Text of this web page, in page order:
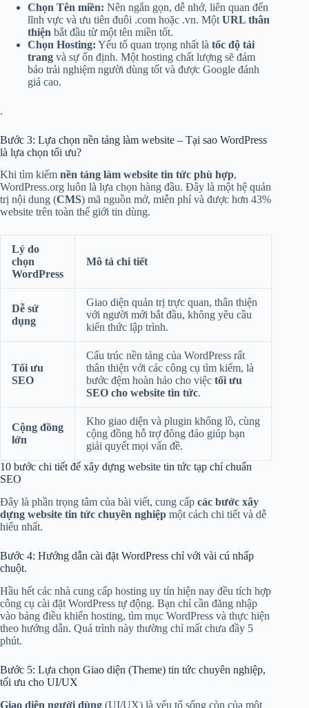
Chọn Tên miền: Nên ngắn gọn, dễ nhớ, liên quan đến
lĩnh vực và ưu tiên đuôi .com hoặc .vn. Một URL thân
thiện bắt đầu từ một tên miền tốt.
Chọn Hosting: Yếu tố quan trọng nhất là tốc độ tải
trang và sự ổn định. Một hosting chất lượng sẽ đảm
bảo trải nghiệm người dùng tốt và được Google đánh
giá cao.
.
Bước 3: Lựa chọn nền tảng làm website – Tại sao WordPress
là lựa chọn tối ưu?
Khi tìm kiếm nền tảng làm website tin tức phù hợp,
WordPress.org luôn là lựa chọn hàng đầu. Đây là một hệ quản
trị nội dung (CMS) mã nguồn mở, miễn phí và được hơn 43%
website trên toàn thế giới tin dùng.
Lý do
chọn
WordPress
Mô tả chi tiết
Dễ sử
dụng
Giao diện quản trị trực quan, thân thiện
với người mới bắt đầu, không yêu cầu
kiến thức lập trình.
Tối ưu
SEO
Cấu trúc nền tảng của WordPress rất
thân thiện với các công cụ tìm kiếm, là
bước đệm hoàn hảo cho việc tối ưu
SEO cho website tin tức.
Cộng đồng
lớn
Kho giao diện và plugin khổng lồ, cùng
cộng đồng hỗ trợ đông đảo giúp bạn
giải quyết mọi vấn đề.
10 bước chi tiết để xây dựng website tin tức tạp chí chuẩn
SEO
Đây là phần trọng tâm của bài viết, cung cấp các bước xây
dựng website tin tức chuyên nghiệp một cách chi tiết và dễ
hiểu nhất.
Bước 4: Hướng dẫn cài đặt WordPress chỉ với vài cú nhấp
chuột.
Hầu hết các nhà cung cấp hosting uy tín hiện nay đều tích hợp
công cụ cài đặt WordPress tự động. Bạn chỉ cần đăng nhập
vào bảng điều khiển hosting, tìm mục WordPress và thực hiện
theo hướng dẫn. Quá trình này thường chỉ mất chưa đầy 5
phút.
Bước 5: Lựa chọn Giao diện (Theme) tin tức chuyên nghiệp,
tối ưu cho UI/UX
Giao diện người dùng (UI/UX) là yếu tố sống còn của một